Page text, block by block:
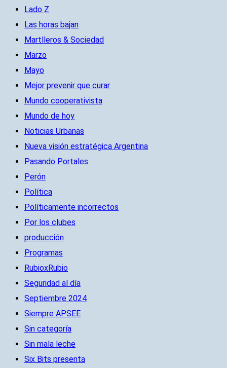
Lado Z
Las horas bajan
Martlleros & Sociedad
Marzo
Mayo
Mejor prevenir que curar
Mundo cooperativista
Mundo de hoy
Noticias Urbanas
Nueva visión estratégica Argentina
Pasando Portales
Perón
Política
Políticamente incorrectos
Por los clubes
producción
Programas
RubioxRubio
Seguridad al día
Septiembre 2024
Siempre APSEE
Sin categoría
Sin mala leche
Six Bits presenta